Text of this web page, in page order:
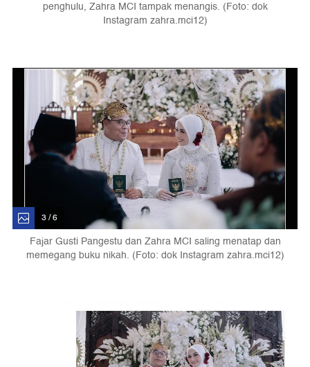
penghulu, Zahra MCI tampak menangis. (Foto: dok
Instagram zahra.mci12)
3 / 6
Fajar Gusti Pangestu dan Zahra MCI saling menatap dan
memegang buku nikah. (Foto: dok Instagram zahra.mci12)